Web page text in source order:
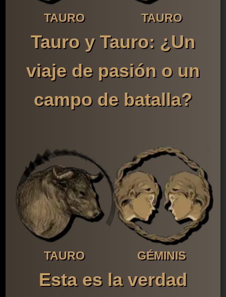
TAURO TAURO
Tauro y Tauro: ¿Un
viaje de pasión o un
campo de batalla?
TAURO GÉMINIS
Esta es la verdad